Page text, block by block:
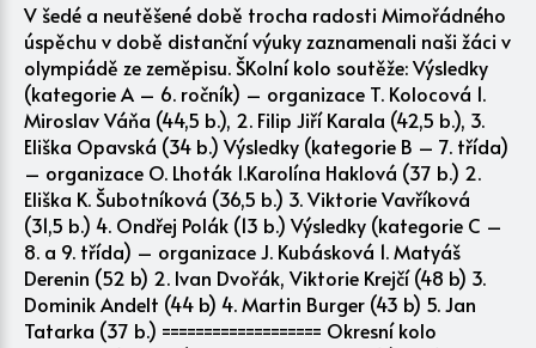
V šedé a neutěšené době trocha radosti Mimořádného
úspěchu v době distanční výuky zaznamenali naši žáci v
olympiádě ze zeměpisu. ŠKolní kolo soutěže: Výsledky
(kategorie A – 6. ročník) – organizace T. Kolocová 1.
Miroslav Váňa (44,5 b.), 2. Filip Jiří Karala (42,5 b.), 3.
Eliška Opavská (34 b.) Výsledky (kategorie B – 7. třída)
– organizace O. Lhoták 1.Karolína Haklová (37 b.) 2.
Eliška K. Šubotníková (36,5 b.) 3. Viktorie Vavříková
(31,5 b.) 4. Ondřej Polák (13 b.) Výsledky (kategorie C –
8. a 9. třída) – organizace J. Kubásková 1. Matyáš
Derenin (52 b) 2. Ivan Dvořák, Viktorie Krejčí (48 b) 3.
Dominik Andelt (44 b) 4. Martin Burger (43 b) 5. Jan
Tatarka (37 b.) =================== Okresní kolo